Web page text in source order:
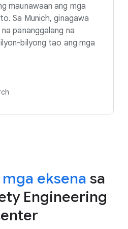
maunawaan ang mga
Sa Munich, ginagawa
pananggalang na
bilyong tao ang mga
eksena sa
Engineering